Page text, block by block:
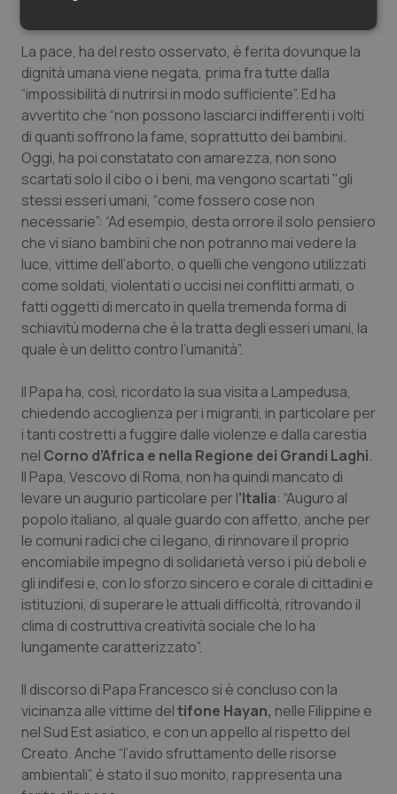
La pace, ha del resto osservato, è ferita dovunque la
dignità umana viene negata, prima fra tutte dalla
“impossibilità di nutrirsi in modo sufficiente”. Ed ha
avvertito che “non possono lasciarci indifferenti i volti
di quanti soffrono la fame, soprattutto dei bambini.
Oggi, ha poi constatato con amarezza, non sono
scartati solo il cibo o i beni, ma vengono scartati "gli
stessi esseri umani, “come fossero cose non
necessarie”: “Ad esempio, desta orrore il solo pensiero
che vi siano bambini che non potranno mai vedere la
luce, vittime dell’aborto, o quelli che vengono utilizzati
come soldati, violentati o uccisi nei conflitti armati, o
fatti oggetti di mercato in quella tremenda forma di
schiavitù moderna che è la tratta degli esseri umani, la
quale è un delitto contro l’umanità”.
Il Papa ha, così, ricordato la sua visita a Lampedusa,
chiedendo accoglienza per i migranti, in particolare per
i tanti costretti a fuggire dalle violenze e dalla carestia
nel Corno d’Africa e nella Regione dei Grandi Laghi.
Il Papa, Vescovo di Roma, non ha quindi mancato di
levare un augurio particolare per l’Italia: “Auguro al
popolo italiano, al quale guardo con affetto, anche per
le comuni radici che ci legano, di rinnovare il proprio
encomiabile impegno di solidarietà verso i più deboli e
gli indifesi e, con lo sforzo sincero e corale di cittadini e
istituzioni, di superare le attuali difficoltà, ritrovando il
clima di costruttiva creatività sociale che lo ha
lungamente caratterizzato”.
Il discorso di Papa Francesco si è concluso con la
vicinanza alle vittime deltifone Hayan, nelle Filippine e
nel Sud Est asiatico, e con un appello al rispetto del
Creato. Anche “l’avido sfruttamento delle risorse
ambientali”, è stato il suo monito, rappresenta una
Necessari Statistici Marketing
Necessari Statistici Marketing
I cookie necessari contribuiscono a rendere fruibile il
sito web abilitandone funzionalità di base quali la
navigazione sulle pagine e l'accesso alle aree
protette del sito. Il sito web non è in grado di
funzionare correttamente senza questi cookie.
Nome
Fornitore/Dominio
VISITOR_PRIVACY_METADATA
.youtube.com
CookieScriptConsent
CookieScript
www.quotidianosanita.it
5